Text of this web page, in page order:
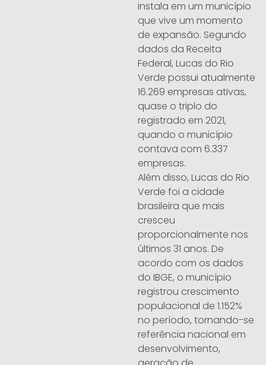
instala em um município
que vive um momento
de expansão. Segundo
dados da Receita
Federal, Lucas do Rio
Verde possui atualmente
16.269 empresas ativas,
quase o triplo do
registrado em 2021,
quando o município
contava com 6.337
empresas.
Além disso, Lucas do Rio
Verde foi a cidade
brasileira que mais
cresceu
proporcionalmente nos
últimos 31 anos. De
acordo com os dados
do IBGE, o município
registrou crescimento
populacional de 1.152%
no período, tornando-se
referência nacional em
desenvolvimento,